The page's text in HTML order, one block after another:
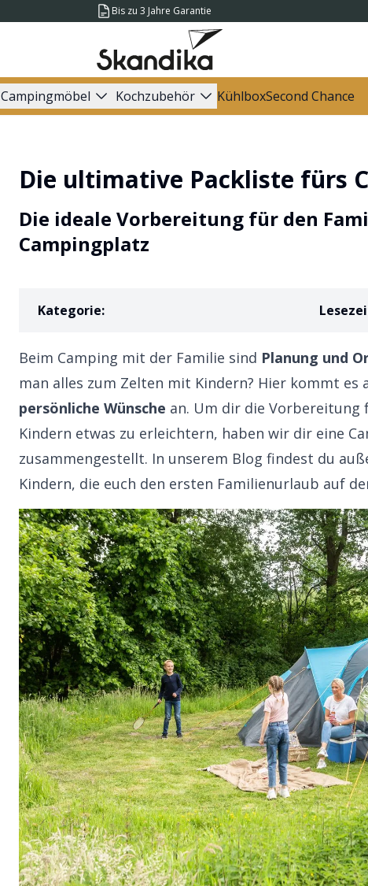
Bis zu 3 Jahre Garantie
Campingmöbel Kochzubehör KühlboxSecond Chance
Die ultimative Packliste fürs
Die ideale Vorbereitung für den
Campingplatz
Kategorie:
Beim Camping mit der Familie sind Planung und
man alles zum Zelten mit Kindern? Hier kommt es
persönliche Wünsche an. Um dir die
Kindern etwas zu erleichtern, haben wir dir eine
zusammengestellt. In unserem Blog findest du
Kindern, die euch den ersten Familienurlaub auf